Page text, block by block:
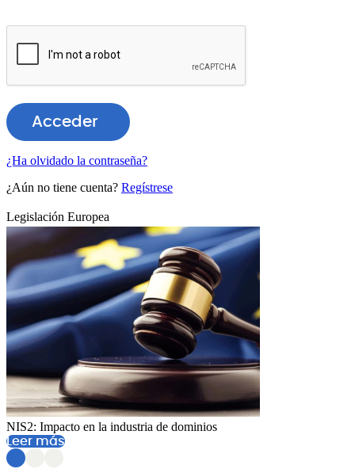
¿Ha olvidado la contraseña?
¿Aún no tiene cuenta? Regístrese
Legislación Europea
NIS2: Impacto en la industria de dominios
Leer más